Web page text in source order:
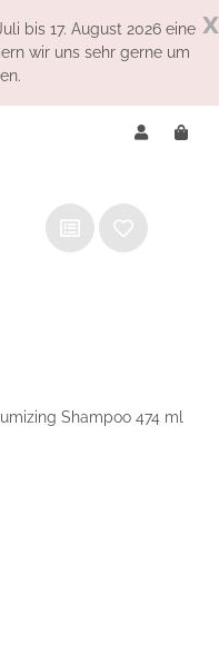
x
bis 17. August 2026 eine
wir uns sehr gerne um